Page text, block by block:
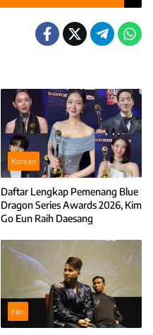
Korean
Daftar Lengkap Pemenang Blue
Dragon Series Awards 2026, Kim
Go Eun Raih Daesang
Film